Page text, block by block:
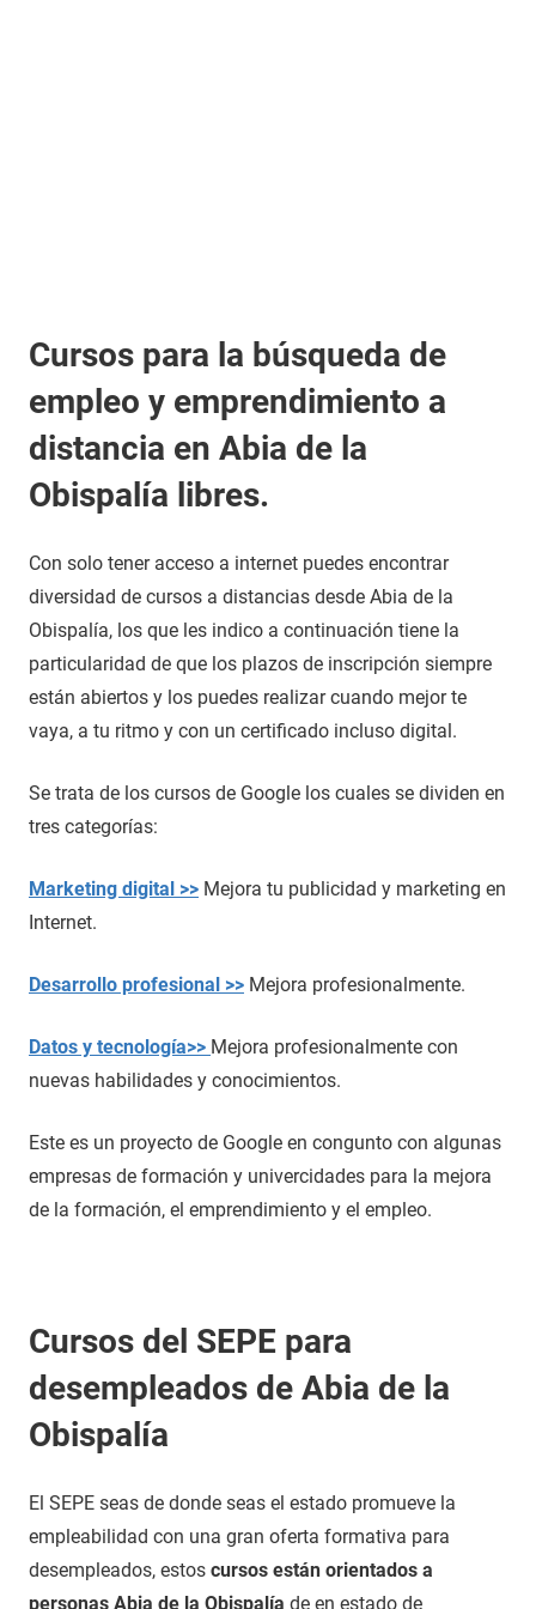
Cursos para la búsqueda de
empleo y emprendimiento a
distancia en Abia de la
Obispalía libres.
Con solo tener acceso a internet puedes encontrar
diversidad de cursos a distancias desde Abia de la
Obispalía, los que les indico a continuación tiene la
particularidad de que los plazos de inscripción siempre
están abiertos y los puedes realizar cuando mejor te
vaya, a tu ritmo y con un certificado incluso digital.
Se trata de los cursos de Google los cuales se dividen en
tres categorías:
Marketing digital >> Mejora tu publicidad y marketing en
Internet.
Desarrollo profesional >> Mejora profesionalmente.
Datos y tecnología>> Mejora profesionalmente con
nuevas habilidades y conocimientos.
Este es un proyecto de Google en congunto con algunas
empresas de formación y univercidades para la mejora
de la formación, el emprendimiento y el empleo.
Cursos del SEPE para
desempleados de Abia de la
Obispalía
El SEPE seas de donde seas el estado promueve la
empleabilidad con una gran oferta formativa para
desempleados, estos cursos están orientados a
personas Abia de la Obispalía de en estado de